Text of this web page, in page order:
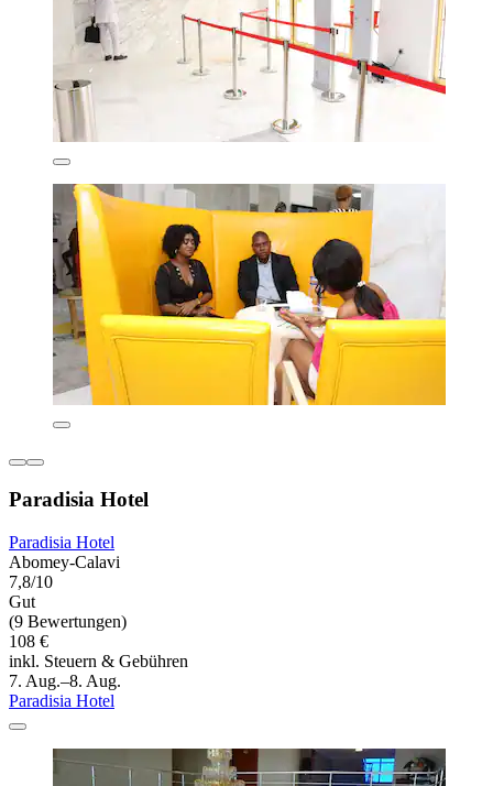
Paradisia Hotel
Paradisia Hotel
Abomey-Calavi
7,8/10
Gut
(9 Bewertungen)
108 €
inkl. Steuern & Gebühren
7. Aug.–8. Aug.
Paradisia Hotel